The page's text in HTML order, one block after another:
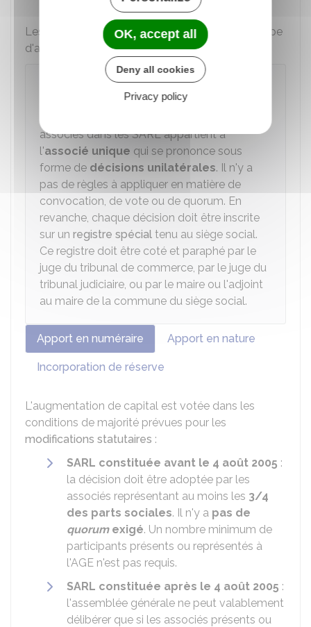
Les conditions de majoritévarient selon le type
d'apport.
l'ensemble des pouvoirs
associés dans les SARL appartient à
l'associé unique qui se prononce sous
forme de décisions unilatérales. Il n'y a
pas de règles à appliquer en matière de
convocation, de vote ou de quorum. En
revanche, chaque décision doit être inscrite
sur un registre spécial tenu au siège social.
Ce registre doit être coté et paraphé par le
juge du tribunal de commerce, par le juge du
tribunal judiciaire, ou par le maire ou l'adjoint
au maire de la commune du siège social.
Apport en numéraire Apport en nature
Incorporation de réserve
L'augmentation de capital est votée dans les
conditions de majorité prévues pour les
modifications statutaires :
SARL constituée avant le 4 août 2005 :
la décision doit être adoptée par les
associés représentant au moins les 3/4
des parts sociales. Il n'y a pas de
quorumexigé. Un nombre minimum de
participants présents ou représentés à
l'AGE n'est pas requis.
SARL constituée après le 4 août 2005 :
l'assemblée générale ne peut valablement
délibérer que si les associés présents ou
OK, accept all
Deny all cookies
Privacy policy